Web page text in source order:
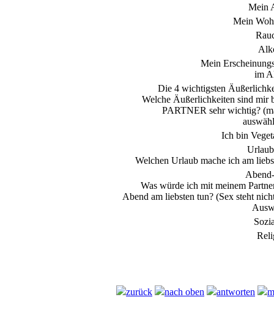
Mein
Mein
Mein
im
Die 4 wichtigsten
Welche Äußerlichkeiten sind mir
PARTNER sehr wichtig?
Ich bin
Welchen Urlaub mache ich am
Was würde ich mit meinem
Abend am liebsten tun? (Sex steht
zurück nach oben antworten